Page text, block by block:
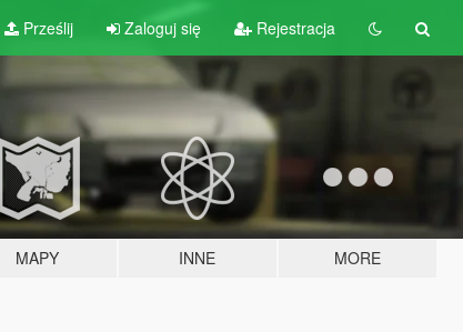
Prześlij Zaloguj się Rejestracja
MAPY INNE MORE